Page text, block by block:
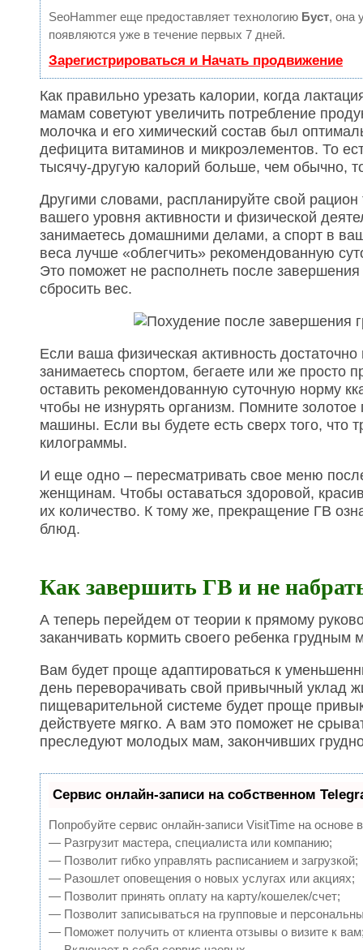
SeoHammer еще предоставляет технологию Буст, она
появляются уже в течение первых 7 дней.
Зарегистрироваться и Начать продвижение
Как правильно урезать калории, когда
мамам советуют увеличить потребление
молочка и его химический состав был
дефицита витаминов и микроэлементов. То
тысячу-другую калорий больше, чем обычно,
Другими словами, распланируйте свой
вашего уровня активности и физической
занимаетесь домашними делами, а спорт в
веса лучше «облегчить» рекомендованную
Это поможет не располнеть после
сбросить вес.
Если ваша физическая активность
занимаетесь спортом, бегаете или же просто
оставить рекомендованную суточную норму
чтобы не изнурять организм. Помните
машины. Если вы будете есть сверх того, что
килограммы.
И еще одно – пересматривать свое меню
женщинам. Чтобы оставаться здоровой,
их количество. К тому же, прекращение ГВ
блюд.
Как завершить ГВ и не
А теперь перейдем от теории к прямому
заканчивать кормить своего ребенка
Вам будет проще адаптироваться к
день переворачивать свой привычный уклад
пищеварительной системе будет проще
действуете мягко. А вам это поможет не
преследуют молодых мам, закончивших
Сервис онлайн-записи на собственном
Попробуйте сервис онлайн-записи VisitTime на основе
— Разгрузит мастера, специалиста или компанию;
— Позволит гибко управлять расписанием и загрузкой;
— Разошлет оповещения о новых услугах или акциях;
— Позволит принять оплату на карту/кошелек/счет;
— Позволит записываться на групповые и
— Поможет получить от клиента отзывы о визите к